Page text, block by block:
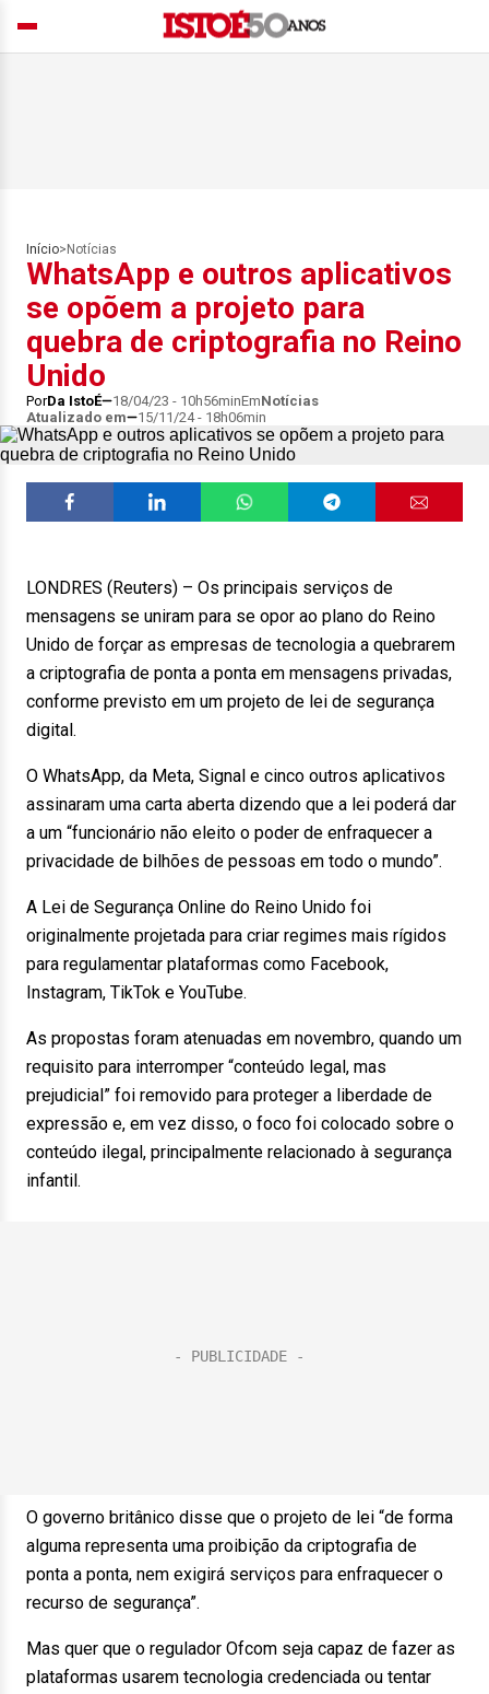
Início> Notícias
WhatsApp e outros aplicativos
se opõem a projeto para
quebra de criptografia no Reino
Unido
PorDa IstoÉ 18/04/23 - 10h56minEmNotícias
Atualizado em
15/11/24 - 18h06min
LONDRES (Reuters) – Os principais serviços de
mensagens se uniram para se opor ao plano do Reino
Unido de forçar as empresas de tecnologia a quebrarem
a criptografia de ponta a ponta em mensagens privadas,
conforme previsto em um projeto de lei de segurança
digital.
O WhatsApp, da Meta, Signal e cinco outros aplicativos
assinaram uma carta aberta dizendo que a lei poderá dar
a um “funcionário não eleito o poder de enfraquecer a
privacidade de bilhões de pessoas em todo o mundo”.
A Lei de Segurança Online do Reino Unido foi
originalmente projetada para criar regimes mais rígidos
para regulamentar plataformas como Facebook,
Instagram, TikTok e YouTube.
As propostas foram atenuadas em novembro, quando um
requisito para interromper “conteúdo legal, mas
prejudicial” foi removido para proteger a liberdade de
expressão e, em vez disso, o foco foi colocado sobre o
conteúdo ilegal, principalmente relacionado à segurança
infantil.
O governo britânico disse que o projeto de lei “de forma
alguma representa uma proibição da criptografia de
ponta a ponta, nem exigirá serviços para enfraquecer o
recurso de segurança”.
Mas quer que o regulador Ofcom seja capaz de fazer as
plataformas usarem tecnologia credenciada ou tentar